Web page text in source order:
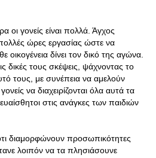
γονείς είναι πολλά. Άγχος
ώρες εργασίας ώστε να
δίνει τον δικό της αγώνα.
τους σκέψεις, ψάχνοντας το
τους, με συνέπεια να αμελούν
να διαχειρίζονται όλα αυτά τα
στις ανάγκες των παιδιών
διαμορφώνουν προσωπικότητες
λοιπόν να τα πλησιάσουνε